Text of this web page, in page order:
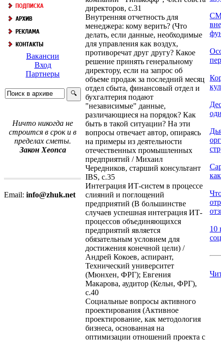
Вакансии
Вход
Партнеры
Ничто никогда не
строится в срок и в
пределах сметы.
Закон Хеопса
Email: info@zhuk.net
директоров, с.31
Внутренняя отчетность для
менеджера: кому верить? (Что
делать, если данные, необходимые
для управления как воздух,
противоречат друг другу? Какое
решение принять генеральному
директору, если на запрос об
объеме продаж за последний месяц
отдел сбыта, финансовый отдел и
бухгалтерия подают
"независимые" данные,
различающиеся на порядок? Как
быть в такой ситуации? На эти
вопросы отвечает автор, опираясь
на примеры из деятельности
отечественных промышленных
предприятий / Михаил
Чередников, старший консультант
IBS, с.35
Интеграция ИТ-систем в процессе
слияний и поглощений
предприятий (В большинстве
случаев успешная интеграция ИТ-
процессов объединяющихся
предприятий является
обязательным условием для
достижения конечной цели) /
Андрей Кокоев, аспирант,
Технический университет
(Мюнхен, ФРГ); Евгения
Макарова, аудитор (Кельн, ФРГ),
с.40
Социальные вопросы активного
проектирования (Активное
проектирование, как методология
бизнеса, основанная на
оптимизации отношений проекта с
10